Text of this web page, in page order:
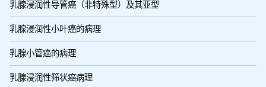
乳腺浸润性导管癌（非特殊型）及其亚型
乳腺浸润性小叶癌的病理
乳腺小管癌的病理
乳腺浸润性筛状癌病理